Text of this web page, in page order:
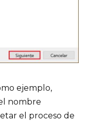
ejemplo,
nombre
el proceso de